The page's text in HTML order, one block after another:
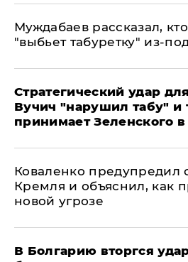
Муждабаев рассказал,
"выбьет табуретку" из-
Стратегический удар
Вучич "нарушил табу" и
принимает Зеленского
Коваленко предупредил
Кремля и объяснил, как
новой угрозе
В Болгарию вторгся